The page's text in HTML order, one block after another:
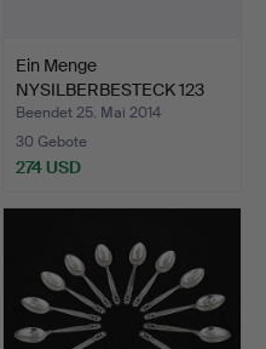
Ein Menge
NYSILBERBESTECK 123
Teile.
Beendet 25. Mai 2014
30 Gebote
274 USD